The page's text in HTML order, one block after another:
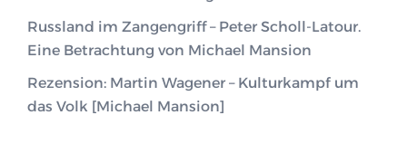
Russland im Zangengriff – Peter Scholl-Latour.
Eine Betrachtung von Michael Mansion
Rezension: Martin Wagener – Kulturkampf um
das Volk [Michael Mansion]